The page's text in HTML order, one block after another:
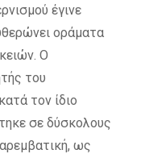
έγινε
οράματα
Ο
του
τον ίδιο
σε δύσκολους
ως